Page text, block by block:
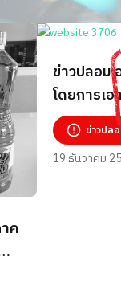
ค
ข่าวปลอม
โดยการเ
ๆ เกา ๆข่าวปล
19 ธันวาคม